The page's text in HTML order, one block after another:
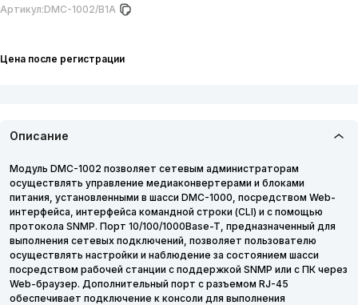
Артикул:DMC-1002/B1A
Цена после регистрации
Описание
Модуль DMC-1002 позволяет сетевым администраторам
осуществлять управление медиаконвертерами и блоками
питания, установленными в шасси DMC-1000, посредством Web-
интерфейса, интерфейса командной строки (CLI) и с помощью
протокола SNMP. Порт 10/100/1000Base-T, предназначенный для
выполнения сетевых подключений, позволяет пользователю
осуществлять настройки и наблюдение за состоянием шасси
посредством рабочей станции с поддержкой SNMP или с ПК через
Web-браузер. Дополнительный порт с разъемом RJ-45
обеспечивает подключение к консоли для выполнения